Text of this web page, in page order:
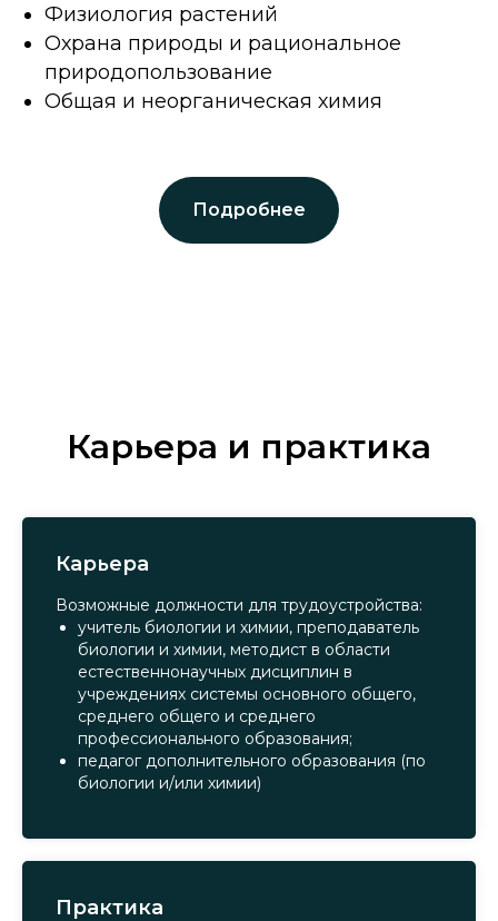
Физиология растений
Охрана природы и рациональное
природопользование
Общая и неорганическая химия
Подробнее
Карьера и практика
Карьера
Возможные должности для трудоустройства:
учитель биологии и химии, преподаватель
биологии и химии, методист в области
естественнонаучных дисциплин в
учреждениях системы основного общего,
среднего общего и среднего
профессионального образования;
педагог дополнительного образования (по
биологии и/или химии)
Практика